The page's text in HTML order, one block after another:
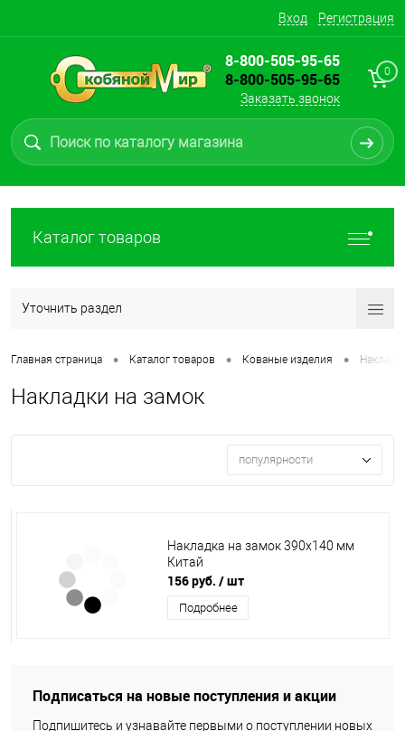
Вход Регистрация
8-800-505-95-65
8-800-505-95-65
Заказать звонок
0
Каталог товаров
Уточнить раздел
Главная страница • Каталог товаров • Кованые изделия •
Накладки на замок
популярности
Накладка на замок 390х140 мм
Китай
156 руб. / шт
Подробнее
Подписаться на новые поступления и акции
Подпишитесь и узнавайте первыми о поступлении новых